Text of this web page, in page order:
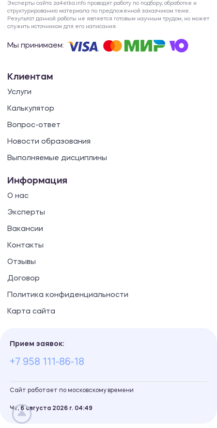
Эксперты сайта za4etka.info проводят работу по подбору, обработке и
структурированию материала по предложенной заказчиком теме.
Результат данной работы не является готовым научным трудом, но может
служить источником для его написания.
Мы принимаем:
Клиентам
Услуги
Калькулятор
Вопрос-ответ
Новости образования
Выполняемые дисциплины
Информация
О нас
Эксперты
Вакансии
Контакты
Отзывы
Договор
Политика конфиденциальности
Карта сайта
Прием заявок:
+7 958 111-86-18
Сайт работает по московскому времени
Чт, 6 августа 2026 г. 04 49